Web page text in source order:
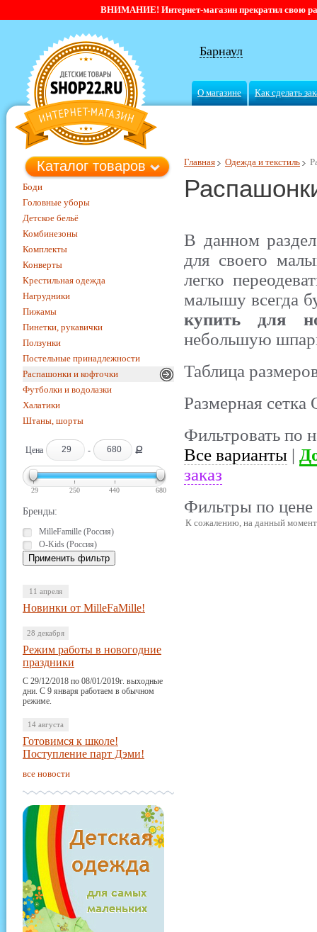
ВНИМАНИЕ! Интернет-магазин прекратил свою
Барнаул
О магазине Как сделать
Главная Одежда и текстиль
В данном
для своего
легко
малышу всегда
купить для
небольшую
Таблица
Размерная
Фильтровать по
Все варианты |
заказ
Фильтры по цене
Каталог товаров
Боди
Головные уборы
Детское бельё
Комбинезоны
Комплекты
Конверты
Крестильная одежда
Нагрудники
Пижамы
Пинетки, рукавички
Ползунки
Постельные принадлежности
Распашонки и кофточки
Футболки и водолазки
Халатики
Штаны, шорты
Цена - Ք
29 250 440 680
Бренды:
MilleFamille (Россия)
O-Kids (Россия)
11 апреля
Новинки от MilleFaMille!
28 декабря
Режим работы в новогодние
праздники
С 29/12/2018 по 08/01/2019г. выходные
дни. С 9 января работаем в обычном
режиме.
14 августа
Готовимся к школе!
Поступление парт Дэми!
все новости
К сожалению, на данный момент